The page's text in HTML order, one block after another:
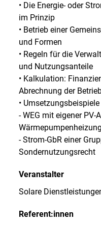
• Die Energie- oder
im Prinzip
• Betrieb einer
und Formen
• Regeln für die
und Nutzungsanteile
• Kalkulation:
Abrechnung der
• Umsetzungsbeispiele
- WEG mit eigener PV-
Wärmepumpenheizung
- Strom-GbR einer
Sondernutzungsrecht
Veranstalter
Solare
Referent:innen